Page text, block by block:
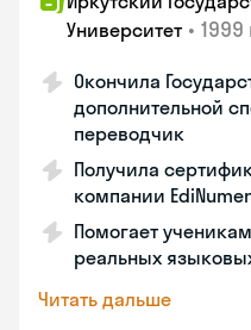
Университет • 1999
Окончила
дополнительной
переводчик
Получила
компании
Помогает
реальных
Читать дальше